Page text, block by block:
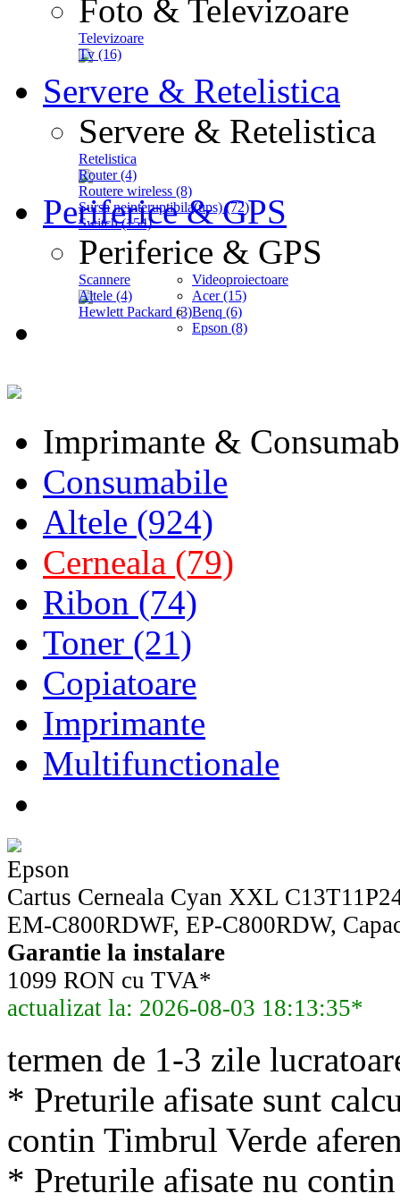
Foto & Televizoare
Televizoare
Tv (16)
Servere & Retelistica
Servere & Retelistica
Retelistica
Router (4)
Routere wireless (8)
Sursa neinteruptibila(ups) (72)
Switch (154)
Periferice & GPS
Periferice & GPS
Scannere
Altele (4)
Hewlett Packard (3)
Videoproiectoare
Acer (15)
Benq (6)
Epson (8)
Imprimante &
Consumabile
Altele (924)
Cerneala (79)
Ribon (74)
Toner (21)
Copiatoare
Imprimante
Multifunctionale
Epson
Cartus Cerneala Cyan XXL
EM-C800RDWF, EP-C800RDW,
Garantie la instalare
1099 RON cu TVA*
actualizat la: 2026-08-03 18:13:35*
termen de 1-3 zile
* Preturile afisate sunt
contin Timbrul Verde
* Preturile afisate nu